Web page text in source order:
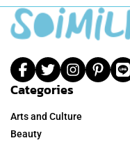
Categories
Arts and Culture
Beauty